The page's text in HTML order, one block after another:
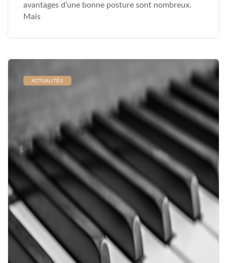
avantages d’une bonne posture sont nombreux.
Mais
ACTUALITÉS